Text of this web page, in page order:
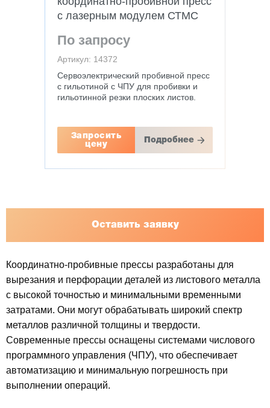
с лазерным модулем СТМС
По запросу
Артикул: 14372
Сервоэлектрический пробивной пресс
с гильотиной с ЧПУ для пробивки и
гильотинной резки плоских листов.
Запросить
цену
Подробнее
Оставить заявку
Координатно-пробивные прессы разработаны для
вырезания и перфорации деталей из листового металла
с высокой точностью и минимальными временными
затратами. Они могут обрабатывать широкий спектр
металлов различной толщины и твердости.
Современные прессы оснащены системами числового
программного управления (ЧПУ), что обеспечивает
автоматизацию и минимальную погрешность при
выполнении операций.